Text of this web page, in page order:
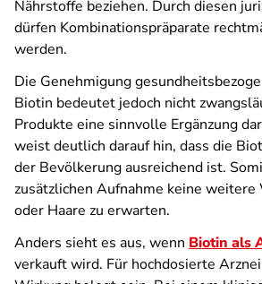
Nährstoffe beziehen. Durch diesen
dürfen Kombinationspräparate
werden.
Die Genehmigung
Biotin bedeutet jedoch nicht
Produkte eine sinnvolle Ergänzung
weist deutlich darauf hin, dass die
der Bevölkerung ausreichend ist.
zusätzlichen Aufnahme keine
oder Haare zu erwarten.
Anders sieht es aus, wenn Biotin als
verkauft wird. Für hochdosierte